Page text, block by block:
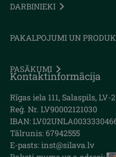
DARBINIEKI
PAKALPOJUMI UN
PASĀKUMI
Kontaktinformācija
Rīgas iela 111, Salaspils, LV-
Reģ. Nr. LV90002121030
IBAN:
Tālrunis: 67942555
E-pasts: inst@silava.lv